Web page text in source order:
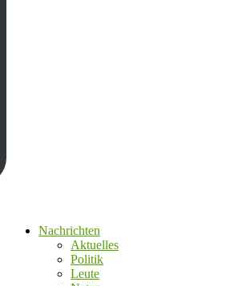
Nachrichten
Aktuelles
Politik
Leute